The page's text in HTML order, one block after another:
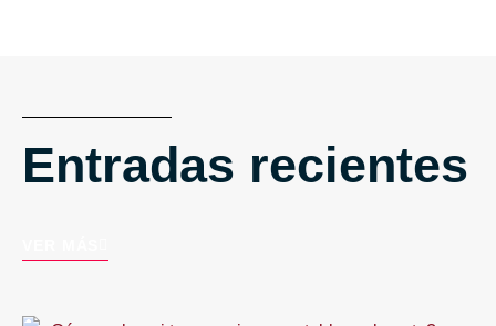
Entradas recientes